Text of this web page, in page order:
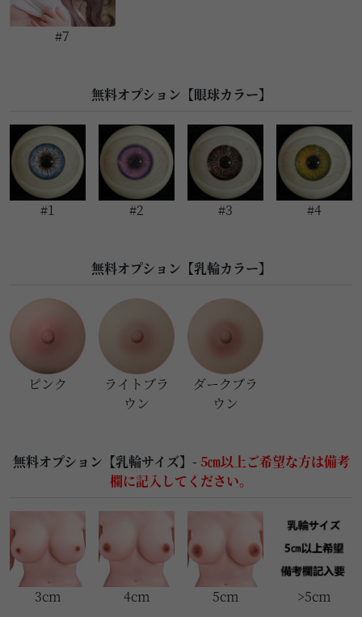
#7
無料オプション【眼球カラー】
#1 #2 #3 #4
無料オプション【乳輪カラー】
ピンク
ライトブラ
ウン
ダークブラ
ウン
無料オプション【乳輪サイズ】- 5㎝以上ご希望な方は備考
欄に記入してください。
3cm 4cm 5cm >5cm